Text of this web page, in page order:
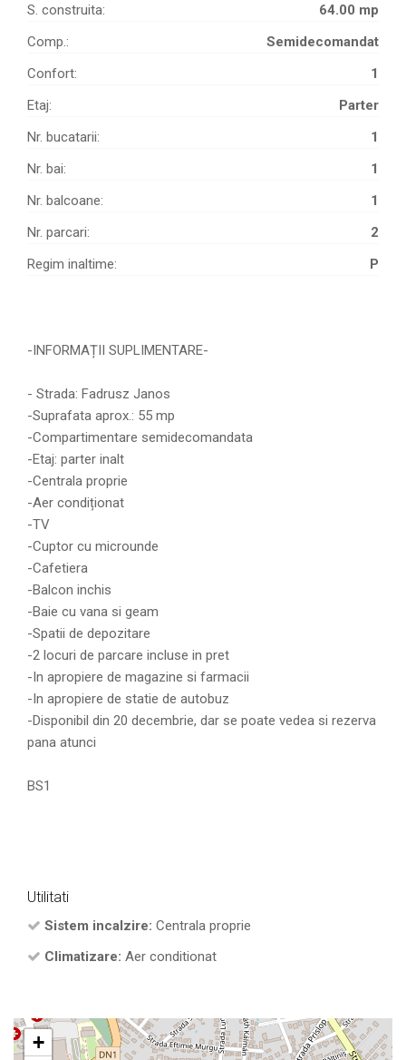
S. construita:
64.00 mp
Comp.:
Semidecomandat
Confort:
1
Etaj:
Parter
Nr. bucatarii:
1
Nr. bai:
1
Nr. balcoane:
1
Nr. parcari:
2
Regim inaltime:
P
-INFORMAȚII SUPLIMENTARE-
- Strada: Fadrusz Janos
-Suprafata aprox.: 55 mp
-Compartimentare semidecomandata
-Etaj: parter inalt
-Centrala proprie
-Aer condiționat
-TV
-Cuptor cu microunde
-Cafetiera
-Balcon inchis
-Baie cu vana si geam
-Spatii de depozitare
-2 locuri de parcare incluse in pret
-In apropiere de magazine si farmacii
-In apropiere de statie de autobuz
-Disponibil din 20 decembrie, dar se poate vedea si rezerva
pana atunci
BS1
Utilitati
Sistem incalzire: Centrala proprie
Climatizare: Aer conditionat
+